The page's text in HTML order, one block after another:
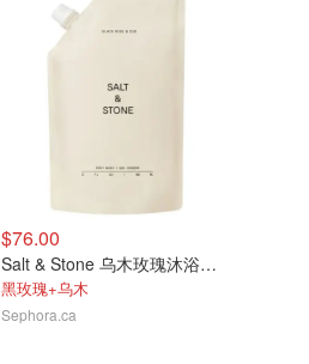
$76.00
Salt & Stone 乌木玫瑰沐浴露替换装956ml
黑玫瑰+乌木
Sephora.ca